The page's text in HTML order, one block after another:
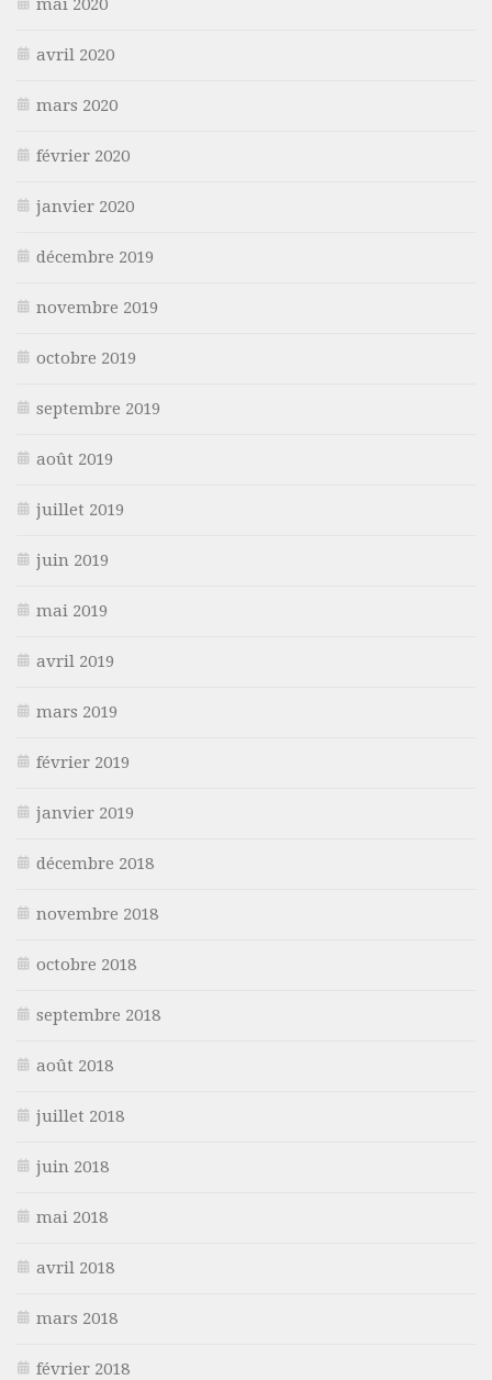
mai 2020
avril 2020
mars 2020
février 2020
janvier 2020
décembre 2019
novembre 2019
octobre 2019
septembre 2019
août 2019
juillet 2019
juin 2019
mai 2019
avril 2019
mars 2019
février 2019
janvier 2019
décembre 2018
novembre 2018
octobre 2018
septembre 2018
août 2018
juillet 2018
juin 2018
mai 2018
avril 2018
mars 2018
février 2018